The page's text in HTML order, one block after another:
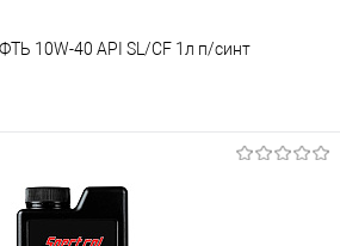
10W-40 API SL/СF 1л п/синт
В наличии